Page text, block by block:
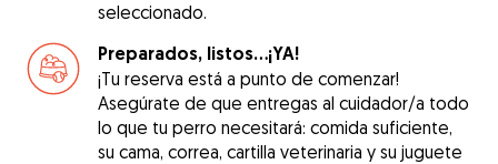
seleccionado.
Preparados, listos...¡YA!
¡Tu reserva está a punto de comenzar!
Asegúrate de que entregas al cuidador/a todo
lo que tu perro necesitará: comida suficiente,
su cama, correa, cartilla veterinaria y su juguete